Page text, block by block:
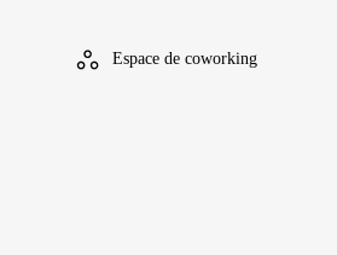
Espace de coworking